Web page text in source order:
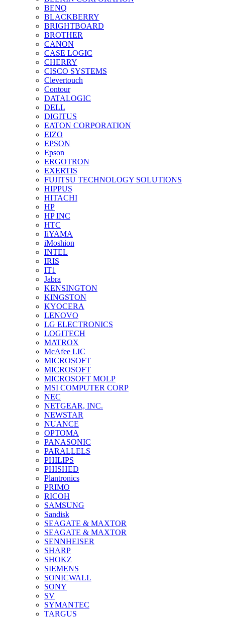
BENQ
BLACKBERRY
BRIGHTBOARD
BROTHER
CANON
CASE LOGIC
CHERRY
CISCO SYSTEMS
Clevertouch
Contour
DATALOGIC
DELL
DIGITUS
EATON CORPORATION
EIZO
EPSON
Epson
ERGOTRON
EXERTIS
FUJITSU TECHNOLOGY SOLUTIONS
HIPPUS
HITACHI
HP
HP INC
HTC
IiYAMA
iMoshion
INTEL
IRIS
IT1
Jabra
KENSINGTON
KINGSTON
KYOCERA
LENOVO
LG ELECTRONICS
LOGITECH
MATROX
McAfee LIC
MICROSOFT
MICROSOFT
MICROSOFT MOLP
MSI COMPUTER CORP
NEC
NETGEAR, INC.
NEWSTAR
NUANCE
OPTOMA
PANASONIC
PARALLELS
PHILIPS
PHISHED
Plantronics
PRIMO
RICOH
SAMSUNG
Sandisk
SEAGATE & MAXTOR
SEAGATE & MAXTOR
SENNHEISER
SHARP
SHOKZ
SIEMENS
SONICWALL
SONY
SV
SYMANTEC
TARGUS